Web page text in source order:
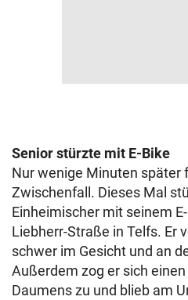
Senior stürzte mit E-Bike
Nur wenige Minuten später
Zwischenfall. Dieses Mal
Einheimischer mit seinem
Liebherr-Straße in Telfs. Er
schwer im Gesicht und an
Außerdem zog er sich
Daumens zu und blieb am